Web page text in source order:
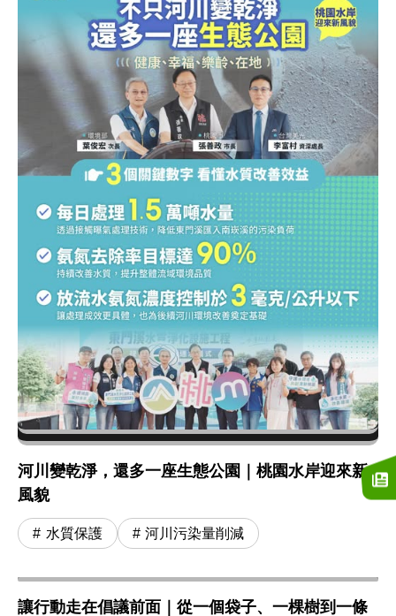
河川變乾淨，還多一座生態公園｜桃園水岸迎來新
風貌
水質保護 河川污染量削減
讓行動走在倡議前面｜從一個袋子、一棵樹到一條